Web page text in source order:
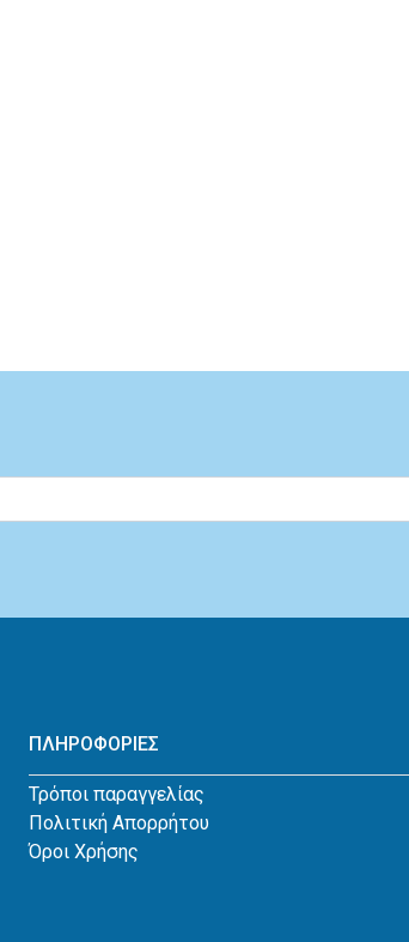
ΠΛΗΡΟΦΟΡΙΕΣ
Τρόποι παραγγελίας
Πολιτική Απορρήτου
Όροι Χρήσης